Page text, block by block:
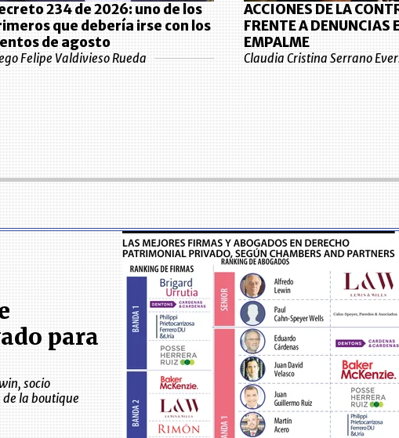
234 de 2026: uno de los
que debería irse con los
de agosto
Felipe Valdivieso Rueda
ACCIONES DE LA
FRENTE A DENUNCIAS
EMPALME
Claudia Cristina Serrano
para
socio
de la boutique